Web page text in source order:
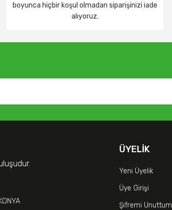
boyunca hiçbir koşul olmadan siparişinizi iade
alıyoruz.
ÜYELIK
Yeni Üyelik
Üye Girişi
Şifremi Unuttum